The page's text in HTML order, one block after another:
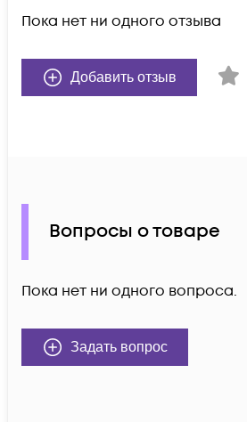
Пока нет ни одного отзыва
Добавить отзыв
Вопросы о товаре
Пока нет ни одного вопроса.
Задать вопрос